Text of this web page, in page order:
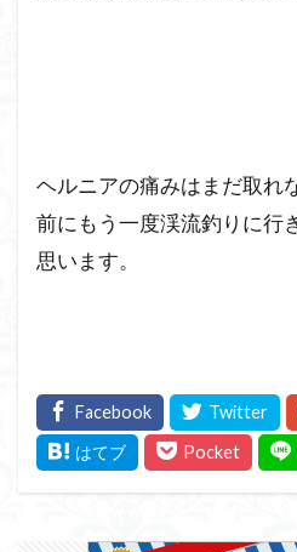
ヘルニアの痛みはまだ取れ
前にもう一度渓流釣りに行
思います。